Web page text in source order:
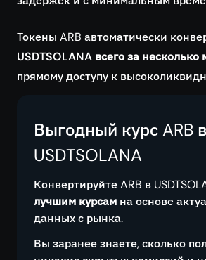
Токены ARB автоматически
USDTSOLANA всего за несколько
прямому доступу к
Выгодный курс ARB в
USDTSOLANA
Конвертируйте ARB в
лучшим курсам на основе
данных с рынка.
Вы заранее знаете, сколько